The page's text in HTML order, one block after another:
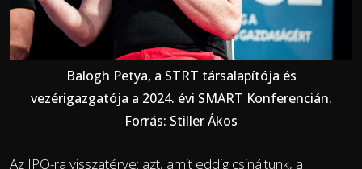
Balogh Petya, a STRT társalapítója és
vezérigazgatója a 2024. évi SMART Konferencián.
Forrás: Stiller Ákos
Az IPO-ra visszatérve: azt, amit eddig csináltunk, a